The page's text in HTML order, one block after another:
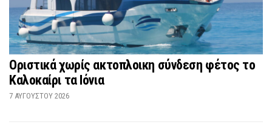
Οριστικά χωρίς ακτοπλοικη σύνδεση φέτος το
Καλοκαίρι τα Ιόνια
7 ΑΥΓΟΎΣΤΟΥ 2026